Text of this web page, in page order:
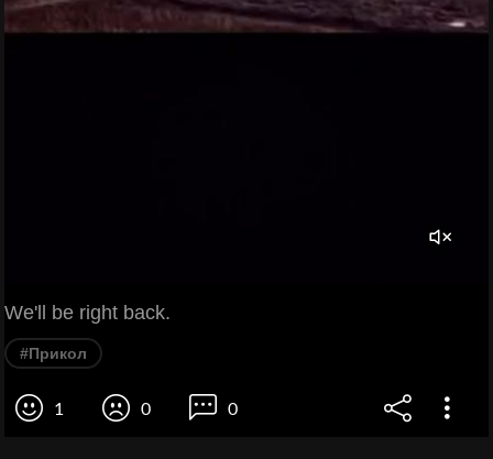
We'll be right back.
#Прикол
1 0 0